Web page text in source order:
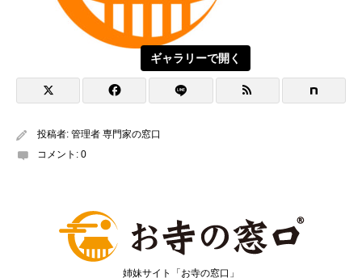
ギャラリーで開く
投稿者: 管理者 専門家の窓口
コメント: 0
姉妹サイト「お寺の窓口」